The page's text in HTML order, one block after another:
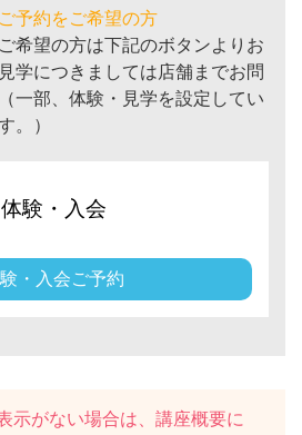
予約をご希望の方
希望の方は下記のボタンよりお
学につきましては店舗までお問
一部、体験・見学を設定してい
。）
体験・入会
・入会ご予約
示がない場合は、講座概要に